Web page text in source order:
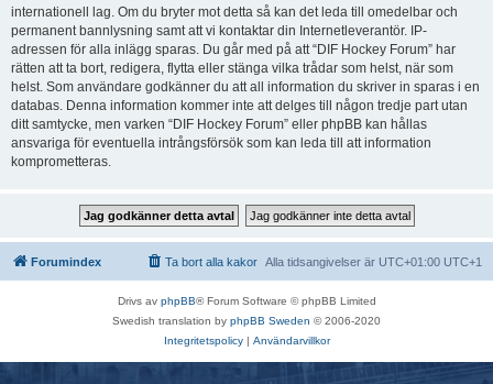
internationell lag. Om du bryter mot detta så kan det leda till omedelbar och
permanent bannlysning samt att vi kontaktar din Internetleverantör. IP-
adressen för alla inlägg sparas. Du går med på att “DIF Hockey Forum” har
rätten att ta bort, redigera, flytta eller stänga vilka trådar som helst, när som
helst. Som användare godkänner du att all information du skriver in sparas i en
databas. Denna information kommer inte att delges till någon tredje part utan
ditt samtycke, men varken “DIF Hockey Forum” eller phpBB kan hållas
ansvariga för eventuella intrångsförsök som kan leda till att information
komprometteras.
Forumindex Alla tidsangivelser är UTC+01:00 UTC+1
Ta bort alla kakor
Drivs av phpBB® Forum Software © phpBB Limited
Swedish translation by phpBB Sweden © 2006-2020
Integritetspolicy| Användarvillkor